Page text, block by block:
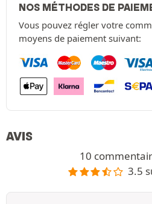
NOS MÉTHODES DE
Vous pouvez régler votre
moyens de paiement suivant:
AVIS
10
3.5